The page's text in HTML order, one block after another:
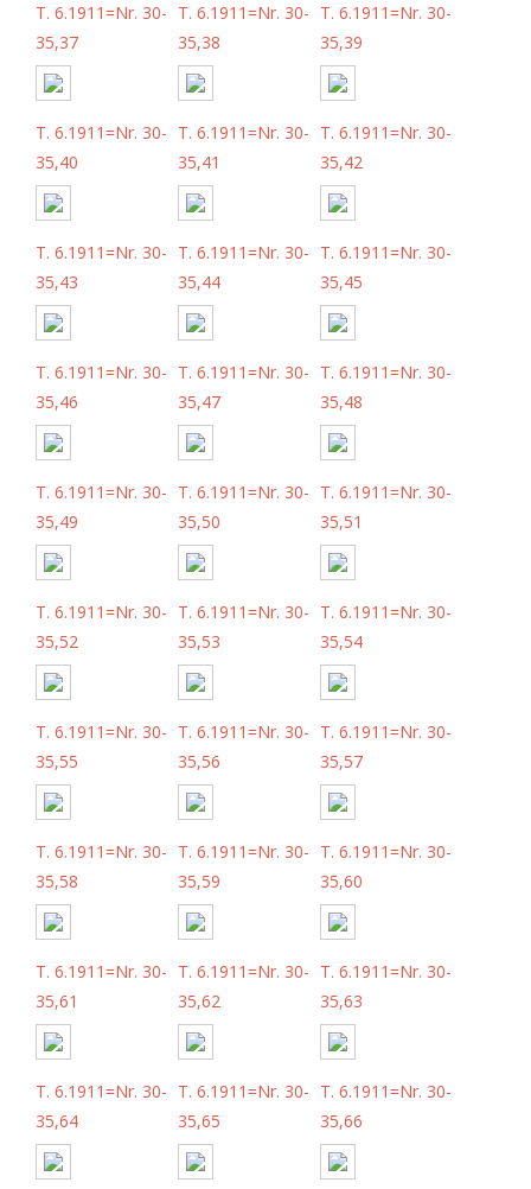
T. 6.1911=Nr. 30-
35,37
T. 6.1911=Nr. 30-
35,38
T. 6.1911=Nr. 30-
35,39
T. 6.1911=Nr. 30-
35,40
T. 6.1911=Nr. 30-
35,41
T. 6.1911=Nr. 30-
35,42
T. 6.1911=Nr. 30-
35,43
T. 6.1911=Nr. 30-
35,44
T. 6.1911=Nr. 30-
35,45
T. 6.1911=Nr. 30-
35,46
T. 6.1911=Nr. 30-
35,47
T. 6.1911=Nr. 30-
35,48
T. 6.1911=Nr. 30-
35,49
T. 6.1911=Nr. 30-
35,50
T. 6.1911=Nr. 30-
35,51
T. 6.1911=Nr. 30-
35,52
T. 6.1911=Nr. 30-
35,53
T. 6.1911=Nr. 30-
35,54
T. 6.1911=Nr. 30-
35,55
T. 6.1911=Nr. 30-
35,56
T. 6.1911=Nr. 30-
35,57
T. 6.1911=Nr. 30-
35,58
T. 6.1911=Nr. 30-
35,59
T. 6.1911=Nr. 30-
35,60
T. 6.1911=Nr. 30-
35,61
T. 6.1911=Nr. 30-
35,62
T. 6.1911=Nr. 30-
35,63
T. 6.1911=Nr. 30-
35,64
T. 6.1911=Nr. 30-
35,65
T. 6.1911=Nr. 30-
35,66